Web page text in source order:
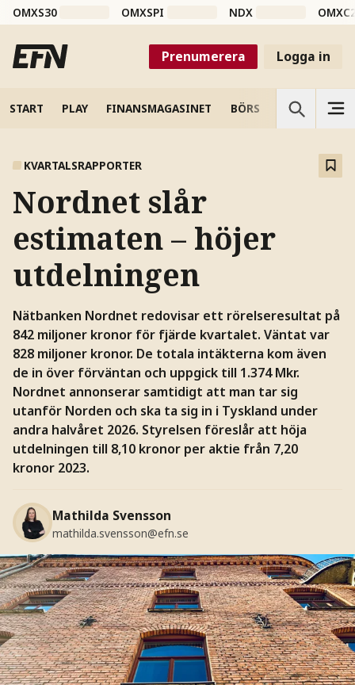
OMXS30 OMXSPI NDX
Prenumerera Logga in
START PLAY FINANSMAGASINET BÖRS VETENSKAP
KVARTALSRAPPORTER
Nordnet slår
estimaten – höjer
utdelningen
Nätbanken Nordnet redovisar ett rörelseresultat på
842 miljoner kronor för fjärde kvartalet. Väntat var
828 miljoner kronor. De totala intäkterna kom även
de in över förväntan och uppgick till 1.374 Mkr.
Nordnet annonserar samtidigt att man tar sig
utanför Norden och ska ta sig in i Tyskland under
andra halvåret 2026. Styrelsen föreslår att höja
utdelningen till 8,10 kronor per aktie från 7,20
kronor 2023.
Mathilda Svensson
mathilda.svensson@efn.se